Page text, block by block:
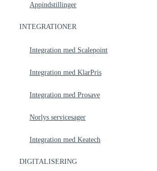
Appindstillinger
INTEGRATIONER
Integration med Scalepoint
Integration med KlarPris
Integration med Prosave
Norlys servicesager
Integration med Keatech
DIGITALISERING